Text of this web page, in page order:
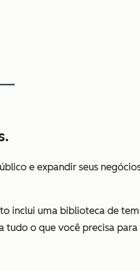
e expandir seus
inclui uma biblioteca de
tudo o que você precisa